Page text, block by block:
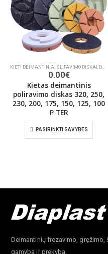
KIETI DEIMANTINIAI ŠLIFAVIMO DISKAI DEIMANTINIAI INSTRUMENTAI GRINDŲ ŠLIFAVIMUI
0.00€
Kietas deimantinis
poliravimo diskas 320, 250,
230, 200, 175, 150, 125, 100
P TER
PASIRINKTI SAVYBES
Deimantinių frezavimo,
gamyba ir prekyba.